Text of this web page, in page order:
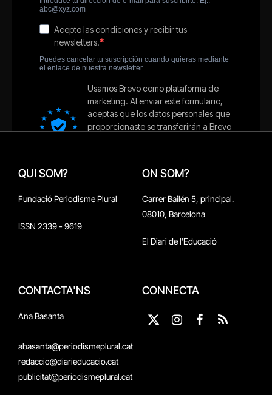
QUI SOM?
Fundació Periodisme Plural
ISSN 2339 - 9619
ON SOM?
Carrer Bailén 5, principal.
08010, Barcelona
El Diari de l'Educació
CONTACTA'NS
Ana Basanta
abasanta@periodismeplural.cat
redaccio@diarieducacio.cat
publicitat@periodismeplural.cat
CONNECTA
X
Instagram
Facebook
RSS